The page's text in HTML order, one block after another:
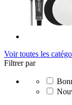
Voir toutes les
Filtrer par